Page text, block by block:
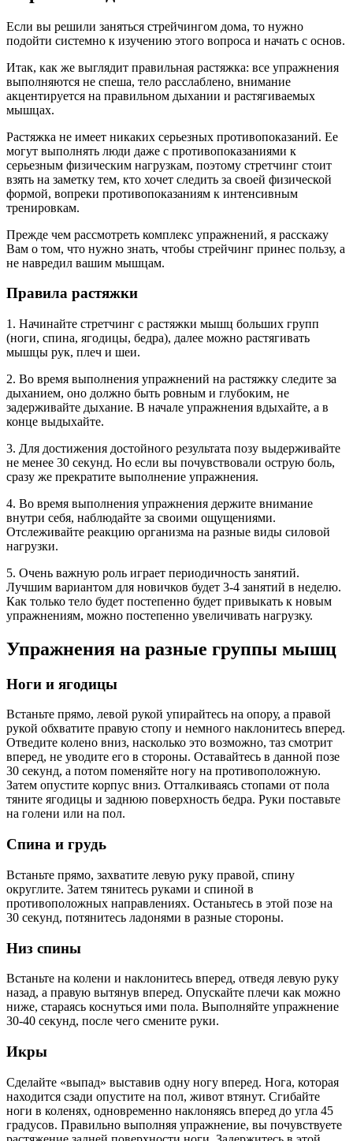
Если вы решили заняться стрейчингом дома, то нужно
подойти системно к изучению этого вопроса и начать с основ.
Итак, как же выглядит правильная растяжка: все упражнения
выполняются не спеша, тело расслаблено, внимание
акцентируется на правильном дыхании и растягиваемых
мышцах.
Растяжка не имеет никаких серьезных противопоказаний. Ее
могут выполнять люди даже с противопоказаниями к
серьезным физическим нагрузкам, поэтому стретчинг стоит
взять на заметку тем, кто хочет следить за своей физической
формой, вопреки противопоказаниям к интенсивным
тренировкам.
Прежде чем рассмотреть комплекс упражнений, я расскажу
Вам о том, что нужно знать, чтобы стрейчинг принес пользу, а
не навредил вашим мышцам.
Правила растяжки
1. Начинайте стретчинг с растяжки мышц больших групп
(ноги, спина, ягодицы, бедра), далее можно растягивать
мышцы рук, плеч и шеи.
2. Во время выполнения упражнений на растяжку следите за
дыханием, оно должно быть ровным и глубоким, не
задерживайте дыхание. В начале упражнения вдыхайте, а в
конце выдыхайте.
3. Для достижения достойного результата позу выдерживайте
не менее 30 секунд. Но если вы почувствовали острую боль,
сразу же прекратите выполнение упражнения.
4. Во время выполнения упражнения держите внимание
внутри себя, наблюдайте за своими ощущениями.
Отслеживайте реакцию организма на разные виды силовой
нагрузки.
5. Очень важную роль играет периодичность занятий.
Лучшим вариантом для новичков будет 3-4 занятий в неделю.
Как только тело будет постепенно будет привыкать к новым
упражнениям, можно постепенно увеличивать нагрузку.
Упражнения на разные группы мышц
Ноги и ягодицы
Встаньте прямо, левой рукой упирайтесь на опору, а правой
рукой обхватите правую стопу и немного наклонитесь вперед.
Отведите колено вниз, насколько это возможно, таз смотрит
вперед, не уводите его в стороны. Оставайтесь в данной позе
30 секунд, а потом поменяйте ногу на противоположную.
Затем опустите корпус вниз. Отталкиваясь стопами от пола
тяните ягодицы и заднюю поверхность бедра. Руки поставьте
на голени или на пол.
Спина и грудь
Встаньте прямо, захватите левую руку правой, спину
округлите. Затем тянитесь руками и спиной в
противоположных направлениях. Останьтесь в этой позе на
30 секунд, потянитесь ладонями в разные стороны.
Низ спины
Встаньте на колени и наклонитесь вперед, отведя левую руку
назад, а правую вытянув вперед. Опускайте плечи как можно
ниже, стараясь коснуться ими пола. Выполняйте упражнение
30-40 секунд, после чего смените руки.
Икры
Сделайте «выпад» выставив одну ногу вперед. Нога, которая
находится сзади опустите на пол, живот втянут. Сгибайте
ноги в коленях, одновременно наклоняясь вперед до угла 45
градусов. Правильно выполняя упражнение, вы почувствуете